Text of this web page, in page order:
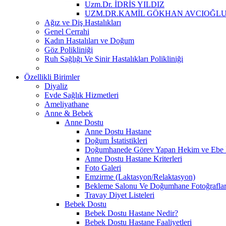
Uzm.Dr. İDRİS YILDIZ
UZM.DR.KAMİL GÖKHAN
Ağız ve Diş Hastalıkları
Genel Cerrahi
Kadın Hastalıları ve Doğum
Göz Polikliniği
Ruh Sağlığı Ve Sinir Hastalıkları Polikliniği
Özellikli Birimler
Diyaliz
Evde Sağlık Hizmetleri
Ameliyathane
Anne & Bebek
Anne Dostu
Anne Dostu Hastane
Doğum İstatistikleri
Doğumhanede Görev Yapan Hekim ve Ebe
Anne Dostu Hastane Kriterleri
Foto Galeri
Emzirme (Laktasyon/Relaktasyon)
Bekleme Salonu Ve Doğumhane
Travay Diyet Listeleri
Bebek Dostu
Bebek Dostu Hastane Nedir?
Bebek Dostu Hastane Faaliyetleri